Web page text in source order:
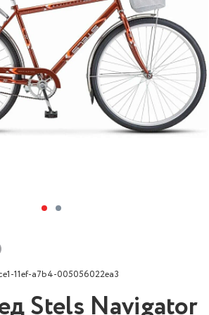
11ef-a7b4-005056022ea3
Stels Navigator